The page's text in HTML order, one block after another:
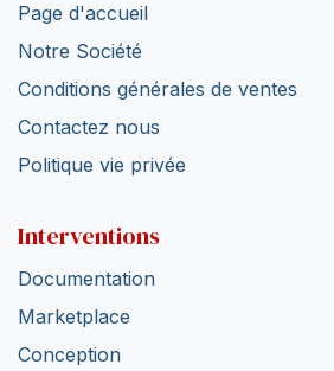
Page d'accueil
Notre Société
Conditions générales de ventes
Contactez nous
Politique vie privée
Interventions
Documentation
Marketplace
Conception